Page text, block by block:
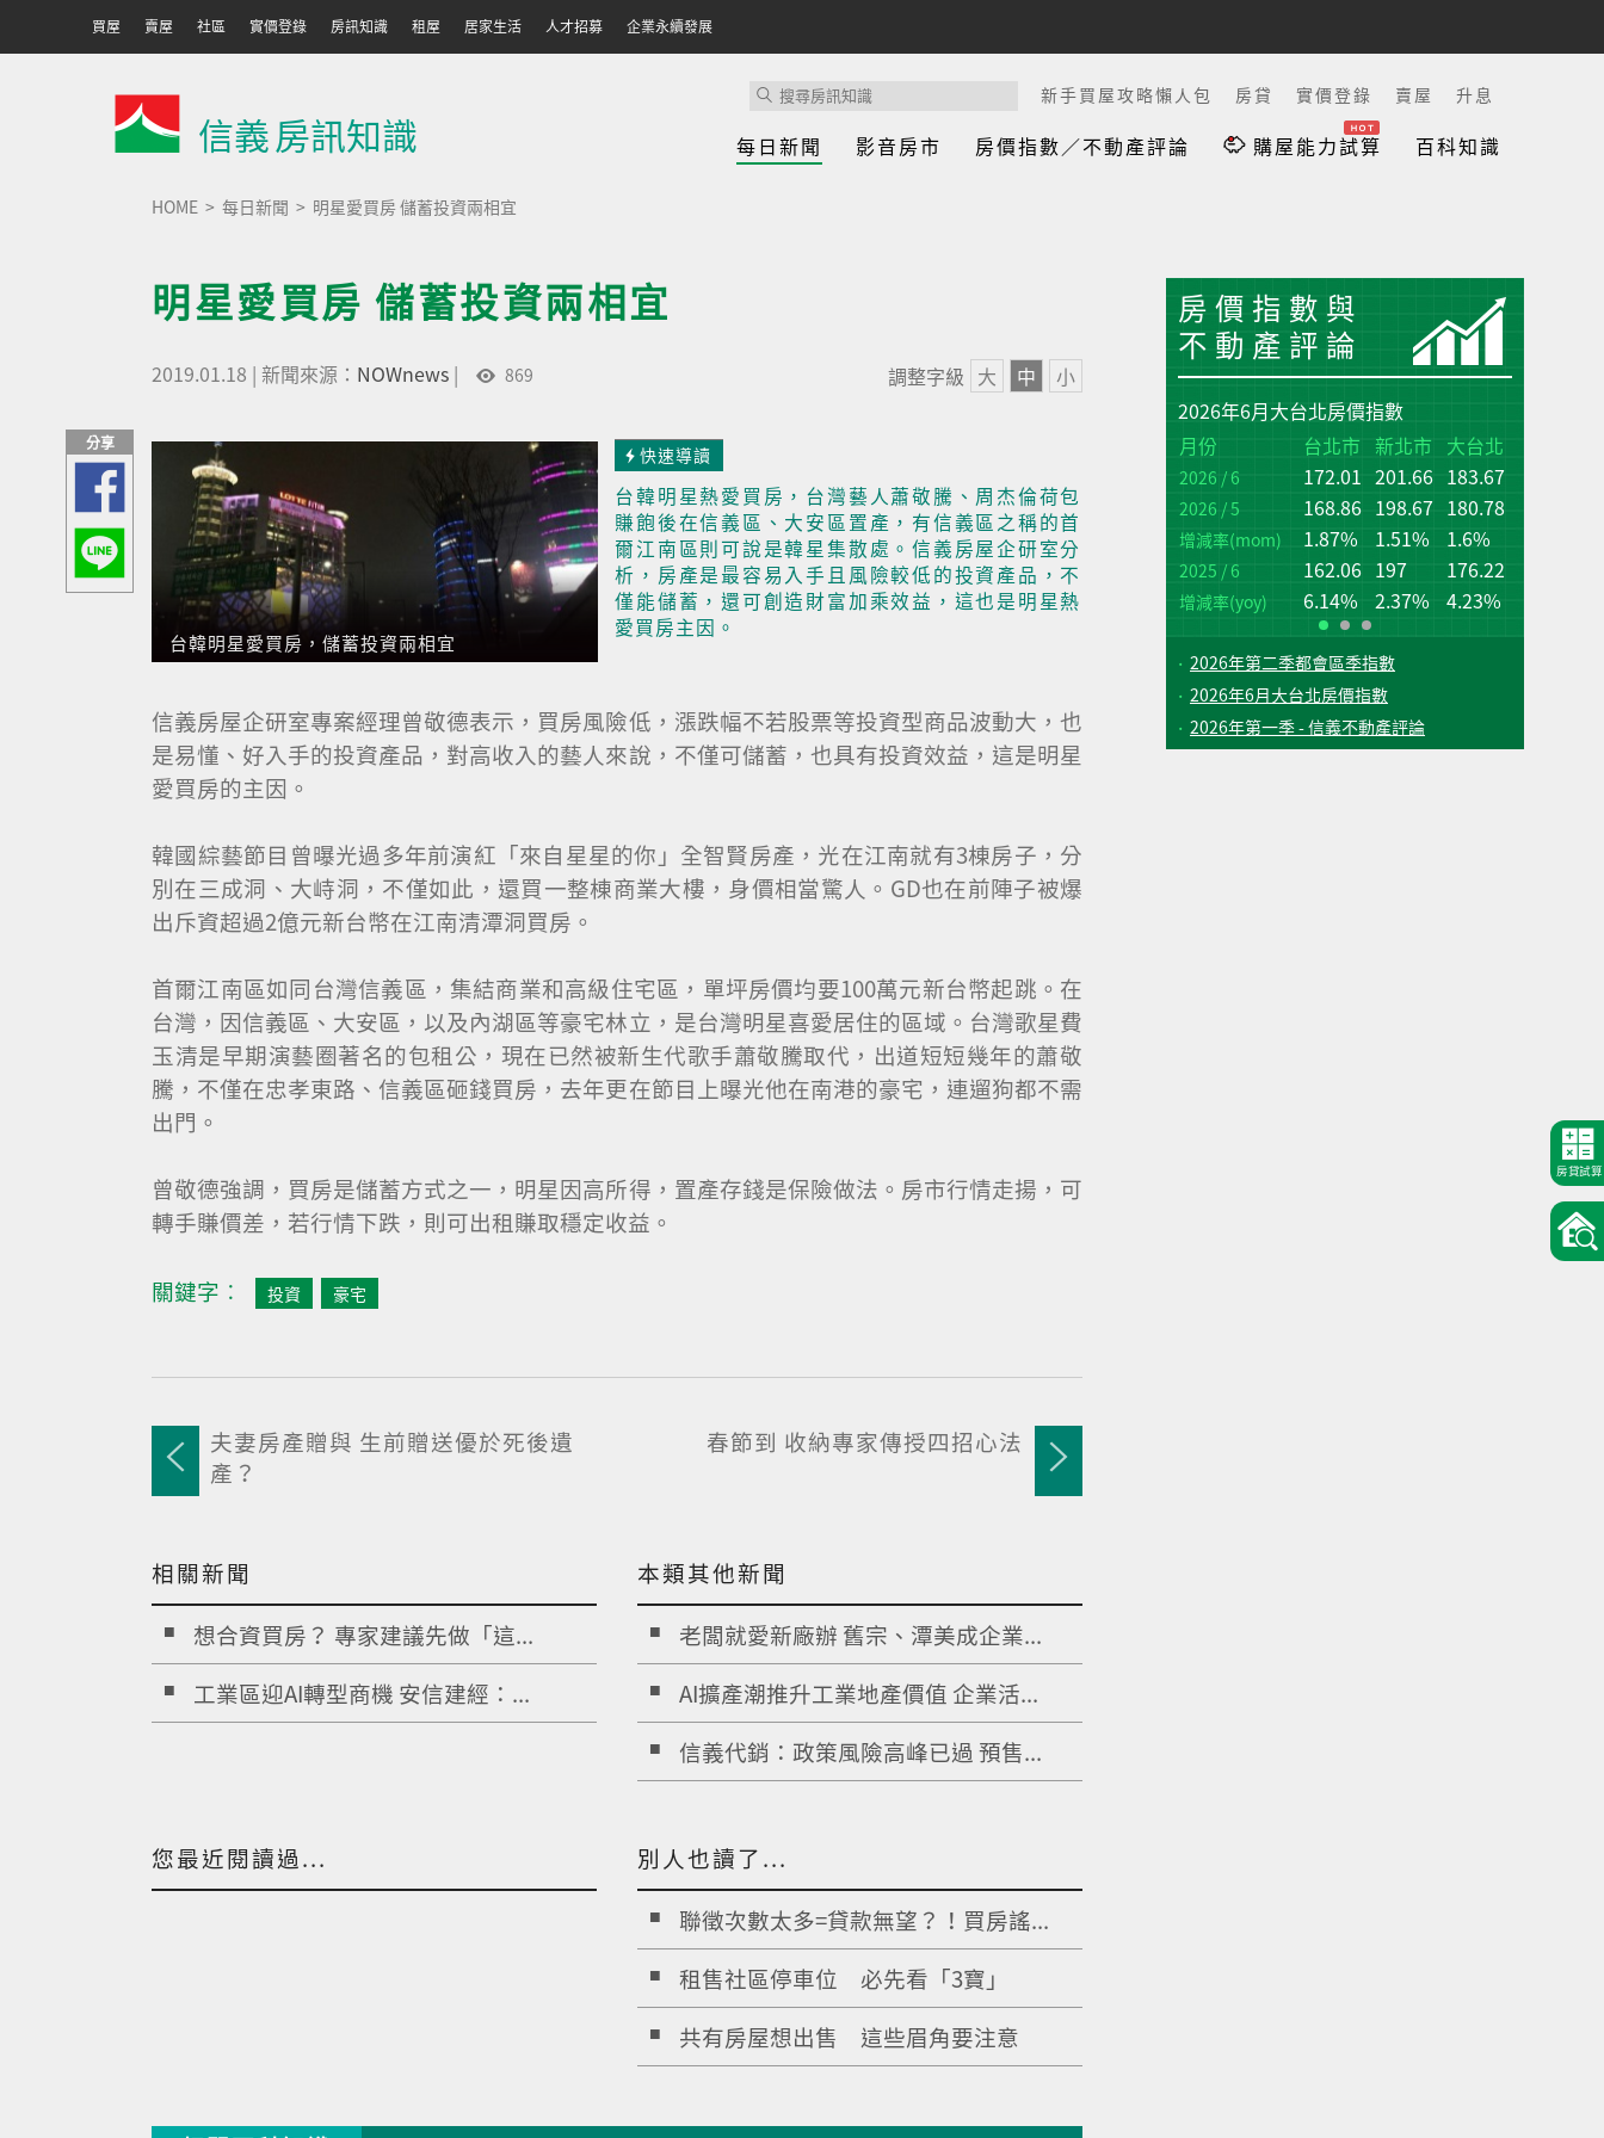
買屋 賣屋 社區 實價登錄 房訊知識 租屋 居家生活 人才招募 企業永續發展
信義房訊知識
新手買屋攻略懶人包 房貸 實價登錄 賣屋 升息
每日新聞 影音房市 房價指數／不動產評論 購屋能力試算 百科知識
房貸試算
HOME 每日新聞 明星愛買房 儲蓄投資兩相宜
明星愛買房 儲蓄投資兩相宜
2019.01.18 | 新聞來源： NOWnews | 869 調整字級 大 中 小
分享
台韓明星愛買房，儲蓄投資兩相宜
台韓明星愛買房，儲蓄投資兩相宜
快速導讀
台韓明星熱愛買房，台灣藝人蕭敬騰、周杰倫荷包
賺飽後在信義區、大安區置產，有信義區之稱的首
爾江南區則可說是韓星集散處。信義房屋企研室分
析，房產是最容易入手且風險較低的投資產品，不
僅能儲蓄，還可創造財富加乘效益，這也是明星熱
愛買房主因。
信義房屋企研室專案經理曾敬德表示，買房風險低，漲跌幅不若股票等投資型商品波動大，也
是易懂、好入手的投資產品，對高收入的藝人來說，不僅可儲蓄，也具有投資效益，這是明星
愛買房的主因。
韓國綜藝節目曾曝光過多年前演紅「來自星星的你」全智賢房產，光在江南就有3棟房子，分
別在三成洞、大峙洞，不僅如此，還買一整棟商業大樓，身價相當驚人。GD也在前陣子被爆
出斥資超過2億元新台幣在江南清潭洞買房。
首爾江南區如同台灣信義區，集結商業和高級住宅區，單坪房價均要100萬元新台幣起跳。在
台灣，因信義區、大安區，以及內湖區等豪宅林立，是台灣明星喜愛居住的區域。台灣歌星費
玉清是早期演藝圈著名的包租公，現在已然被新生代歌手蕭敬騰取代，出道短短幾年的蕭敬
騰，不僅在忠孝東路、信義區砸錢買房，去年更在節目上曝光他在南港的豪宅，連遛狗都不需
出門。
曾敬德強調，買房是儲蓄方式之一，明星因高所得，置產存錢是保險做法。房市行情走揚，可
轉手賺價差，若行情下跌，則可出租賺取穩定收益。
關鍵字︰ 投資 豪宅
夫妻房產贈與 生前贈送優於死後遺
產？
春節到 收納專家傳授四招心法
相關新聞
想合資買房？ 專家建議先做「這...
工業區迎AI轉型商機 安信建經：...
本類其他新聞
老闆就愛新廠辦 舊宗、潭美成企業...
AI擴產潮推升工業地產價值 企業活...
信義代銷：政策風險高峰已過 預售...
您最近閱讀過...
別人也讀了...
聯徵次數太多=貸款無望？！買房謠...
租售社區停車位 必先看「3寶」
共有房屋想出售 這些眉角要注意
房價指數與
不動產評論
2026年6月大台北房價指數
月份
台北市 新北市 大台北
2026 / 6 172.01 201.66 183.67
2026 / 5 168.86 198.67 180.78
增減率(mom) 1.87% 1.51% 1.6%
2025 / 6 162.06 197 176.22
增減率(yoy) 6.14% 2.37% 4.23%
2026年第二季都會區季指數
2026年6月大台北房價指數
2026年第一季 - 信義不動產評論